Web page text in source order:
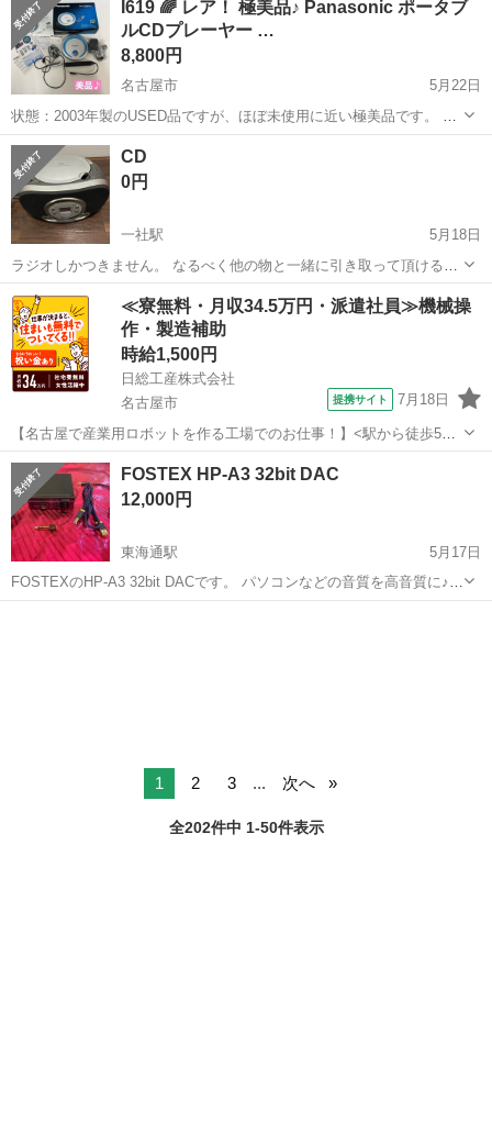
際は事前にご予約をお願い致します。 ※配送は別途￥1,500にて名古
屋市内のみ対応可能です。...
iPod nano
I619 🌈 レア！ 極美品♪ Panasonic ポータブ
ルCDプレーヤー …
8,800円
名古屋市
5月22日
状態：2003年製のUSED品ですが、ほぼ未使用に近い極美品です。 動
作確認済み！ メーカー ： Panasonic 型番 ： SL-
愛知 名古屋市
CD
0円
一社駅
5月18日
ラジオしかつきません。 なるべく他の物と一緒に引き取って頂けると
嬉しいです。 宜しくお願いします。
愛知 名古屋市 一社駅 ポータブルプレーヤー
≪寮無料・月収34.5万円・派遣社員≫機械操
作・製造補助
時給1,500円
日総工産株式会社
名古屋市
提携サイト 7月18日
【名古屋で産業用ロボットを作る工場でのお仕事！】<駅から徒歩5
分！> 有名電機メーカーで無理なくガッツリ稼げる♪ お仕事内容 名
古屋で産業用ロボットを作る工場でのお仕事！ 部品を決められた場所
へ取り付け作業や製品にキズや不...
愛知 名古屋市
FOSTEX HP-A3 32bit DAC
12,000円
東海通駅
5月17日
FOSTEXのHP-A3 32bit DACです。 パソコンなどの音質を高音質に♪
動作確認済みです。 使用に伴う多少の傷や汚れがあります。 【ブラン
1 2 3 ... 次へ
全202件中 1-50件表示